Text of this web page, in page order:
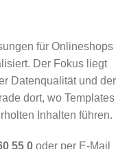
für Onlineshops
Der Fokus liegt
Datenqualität und der
dort, wo Templates
Inhalten führen.
55 0 oder per E-Mail